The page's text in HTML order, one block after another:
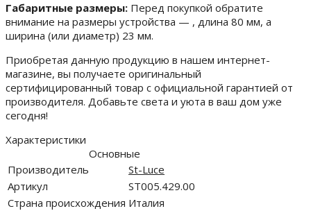
Габаритные размеры: Перед покупкой обратите
внимание на размеры устройства — , длина 80 мм, а
ширина (или диаметр) 23 мм.
Приобретая данную продукцию в нашем интернет-
магазине, вы получаете оригинальный
сертифицированный товар с официальной гарантией от
производителя. Добавьте света и уюта в ваш дом уже
сегодня!
Характеристики
Основные
Производитель
St-Luce
Артикул
ST005.429.00
Страна происхождения Италия